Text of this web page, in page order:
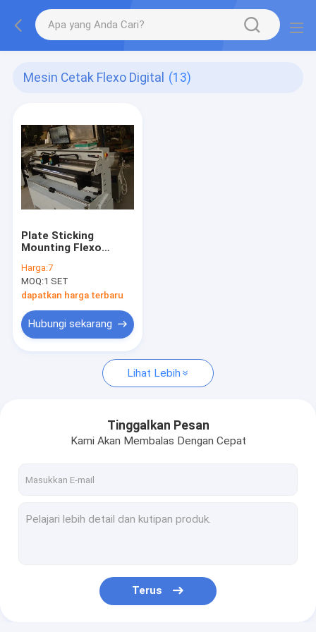
Mesin Cetak Flexo Digital (13)
Plate Sticking
Mounting Flexo
Untuk Mencetak Plat
Silinder
Harga:7
MOQ:1 SET
dapatkan harga terbaru
Hubungi sekarang
Lihat Lebih
Tinggalkan Pesan
Kami Akan Membalas Dengan Cepat
Terus